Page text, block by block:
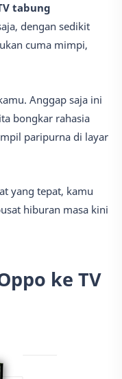
tabung
dengan sedikit
cuma mimpi,
Anggap saja ini
bongkar rahasia
paripurna di layar
yang tepat, kamu
hiburan masa kini
ke TV